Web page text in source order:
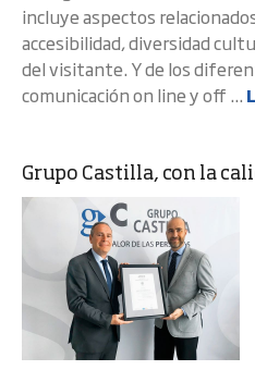
incluye aspectos
accesibilidad, diversidad
del visitante. Y de los
comunicación on line y off ...
Grupo Castilla, con la